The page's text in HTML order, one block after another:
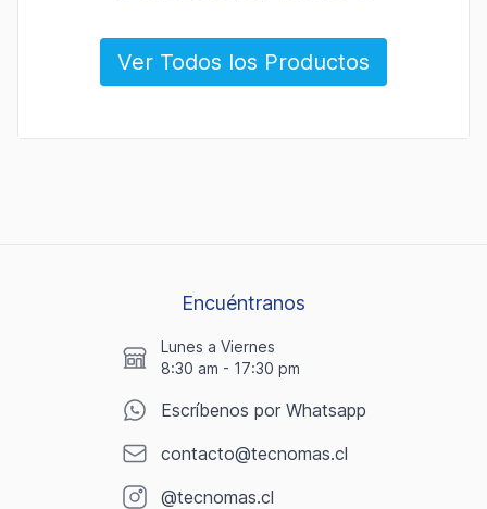
Ver Todos los Productos
Encuéntranos
Lunes a Viernes
8:30 am - 17:30 pm
Escríbenos por Whatsapp
contacto@tecnomas.cl
@tecnomas.cl